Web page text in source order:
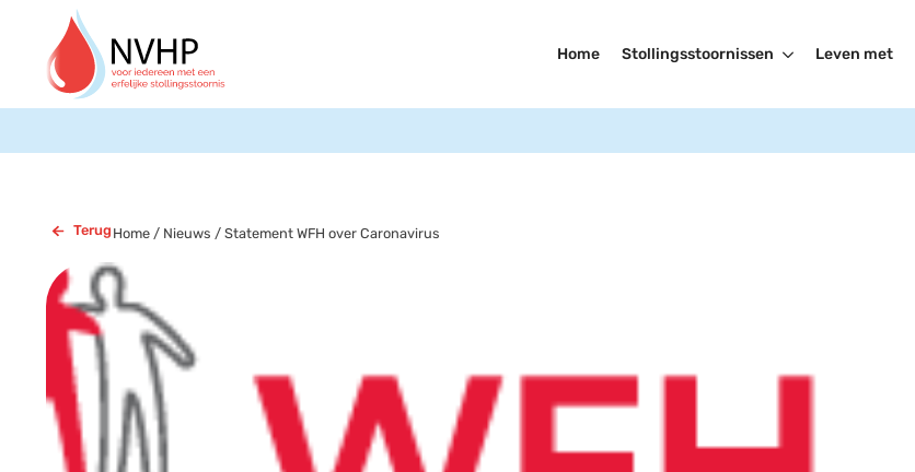
Home Stollingsstoornissen Leven met
Terug Home/ Nieuws / Statement WFH over Caronavirus